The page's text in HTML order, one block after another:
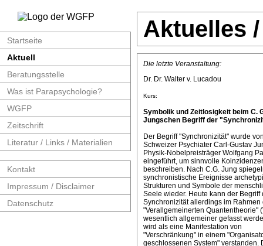
Startseite
Aktuell
Beratungsstelle
Was ist Parapsychologie?
WGFP
Zeitschrift
Literatur / Links / Materialien
Kontakt
Impressum / Disclaimer
Datenschutz
Aktuelles
Die letzte Veranstaltung:
Dr. Dr. Walter v. Lucadou
Kurs:
Symbolik und Zeitlosigkeit beim C.
Jungschen Begriff der
Der Begriff "Synchronizität" wurde
Schweizer Psychiater Carl-Gustav
Physik-Nobelpreisträger Wolfgang
eingeführt, um sinnvolle
beschreiben. Nach C.G. Jung
synchronistische Ereignisse
Strukturen und Symbole der
Seele wieder. Heute kann der Begriff
Synchronizität allerdings im Rahmen
"Verallgemeinerten Quantentheorie"
wesentlich allgemeiner gefasst
wird als eine Manifestation von
"Verschränkung" in einem
geschlossenen System" verstanden.